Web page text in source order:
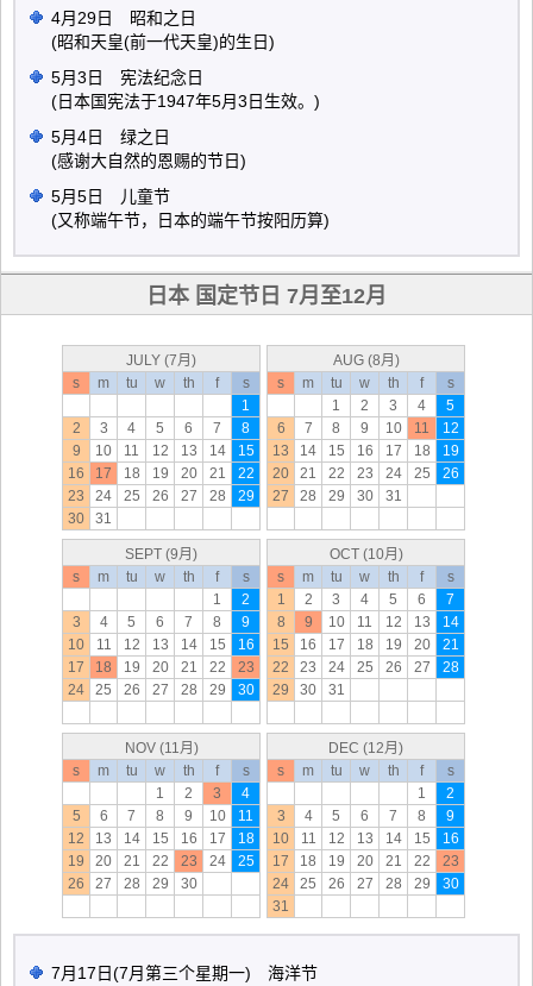
4月29日 昭和之日
(昭和天皇(前一代天皇)的生日)
5月3日 宪法纪念日
(日本国宪法于1947年5月3日生效。)
5月4日 绿之日
(感谢大自然的恩赐的节日)
5月5日 儿童节
(又称端午节，日本的端午节按阳历算)
日本 国定节日 7月至12月
JULY (7月)
s
m tu w th f
s
1
2
3 4 5 6 7
8
9
10 11 12 13 14
15
16
17 18 19 20 21
22
23
24 25 26 27 28
29
30
31
AUG (8月)
s
m tu w th f
s
1
2 3 4
5
6
7 8 9 10 11
12
13
14 15 16 17 18
19
20
21 22 23 24 25
26
27
28 29 30 31
SEPT (9月)
s
m tu w th f
s
1
2
3
4 5 6 7 8
9
10
11 12 13 14 15
16
17
18 19 20 21 22
23
24
25 26 27 28 29 30
OCT (10月)
s
m tu w th f
s
1
2 3 4 5 6
7
8
9 10 11 12 13
14
15
16 17 18 19 20
21
22
23 24 25 26 27
28
29
30 31
NOV (11月)
s
m tu w th f
s
1
2 3
4
5
6 7 8 9 10
11
12
13 14 15 16 17
18
19
20 21 22 23 24
25
26
27 28 29 30
DEC (12月)
s
m tu w th f
s
1
2
3
4 5 6 7 8
9
10
11 12 13 14 15
16
17
18 19 20 21 22
23
24
25 26 27 28 29
30
31
7月17日(7月第三个星期一) 海洋节